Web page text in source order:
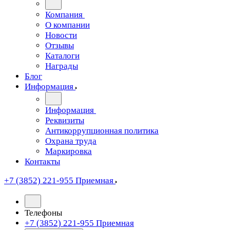
Компания
О компании
Новости
Отзывы
Каталоги
Награды
Блог
Информация
Информация
Реквизиты
Антикоррупционная политика
Охрана труда
Маркировка
Контакты
+7 (3852) 221-955 Приемная
Телефоны
+7 (3852) 221-955 Приемная